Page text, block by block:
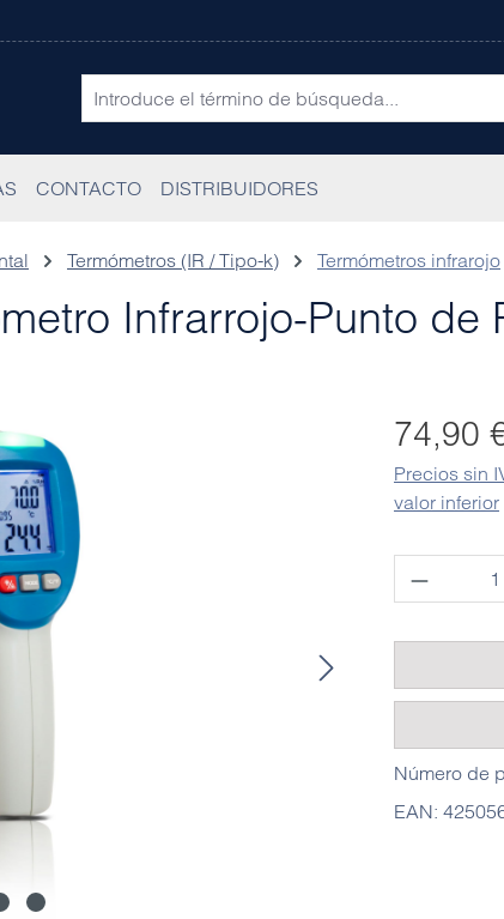
CONTACTO DISTRIBUIDORES
Termómetros (IR / Tipo-k) Termómetros infrarojo
Infrarrojo-Punto de
Precio
74,90
Precios sin
valor inferior
Número de
EAN: